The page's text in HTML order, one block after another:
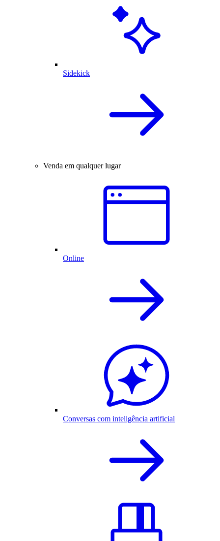
Sidekick
Venda em qualquer lugar
Online
Conversas com inteligência artificial